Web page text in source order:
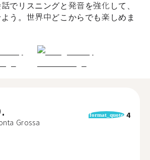
でリスニングと発音を強化して、
う。世界中どこからでも楽しめま
Grossa
format_quote 4